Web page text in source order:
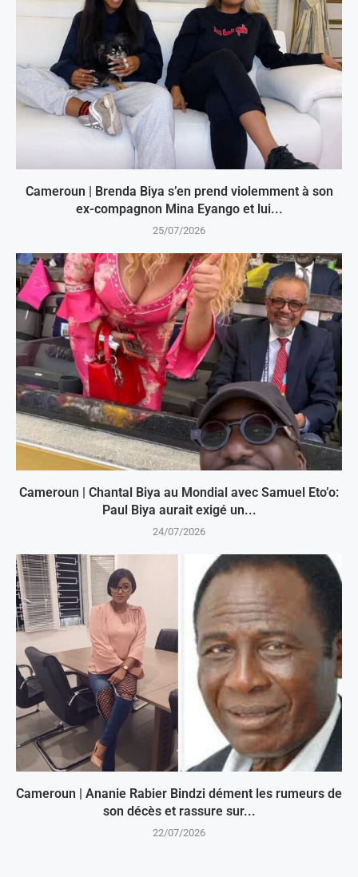
Cameroun | Brenda Biya s’en prend violemment à son
ex-compagnon Mina Eyango et lui...
25/07/2026
Cameroun | Chantal Biya au Mondial avec Samuel Eto’o:
Paul Biya aurait exigé un...
24/07/2026
Cameroun | Ananie Rabier Bindzi dément les rumeurs de
son décès et rassure sur...
22/07/2026